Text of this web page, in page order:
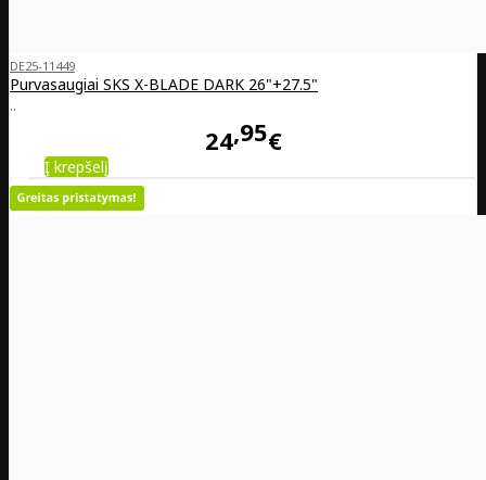
DE25-11449
Purvasaugiai SKS X-BLADE DARK 26"+27.5"
..
24 95€
Į krepšelį